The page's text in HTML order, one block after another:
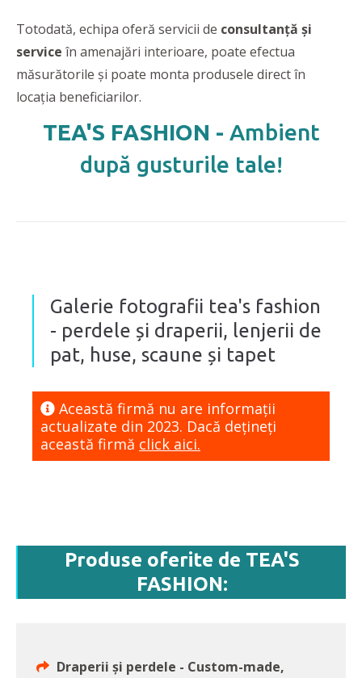
Totodată, echipa oferă servicii de consultanță și
service în amenajări interioare, poate efectua
măsurătorile și poate monta produsele direct în
locația beneficiarilor.
TEA'S FASHION - Ambient
după gusturile tale!
Galerie fotografii tea's fashion
- perdele și draperii, lenjerii de
pat, huse, scaune și tapet
Această firmă nu are informaţii
actualizate din 2023. Dacă dețineți
această firmă click aici.
Produse oferite de TEA'S
FASHION:
Draperii și perdele - Custom-made,